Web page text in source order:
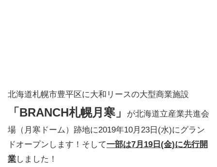
北海道札幌市豊平区に大和リースの大型商業施設
「BRANCH札幌月寒」
が北海道立産業共進会
場（月寒ドーム）跡地に2019年10月23日(水)にグラン
ドオープンします！そして一部は7月19日(金)に先行開
業しました！